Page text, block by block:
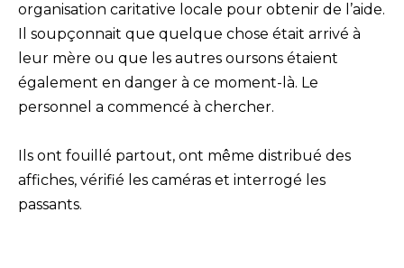
organisation caritative locale pour obtenir de l’aide.
Il soupçonnait que quelque chose était arrivé à
leur mère ou que les autres oursons étaient
également en danger à ce moment-là. Le
personnel a commencé à chercher.
Ils ont fouillé partout, ont même distribué des
affiches, vérifié les caméras et interrogé les
passants.